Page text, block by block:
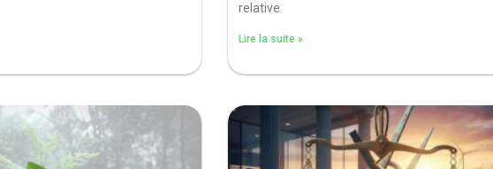
relative
Lire la suite »